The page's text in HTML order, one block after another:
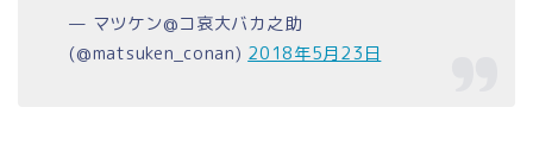
— マツケン@コ哀大バカ之助
(@matsuken_conan) 2018年5月23日